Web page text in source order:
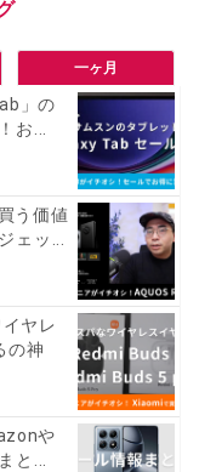
一ヶ月
」の
お...
う価値
ェッ...
ヤレ
の神
や
と...